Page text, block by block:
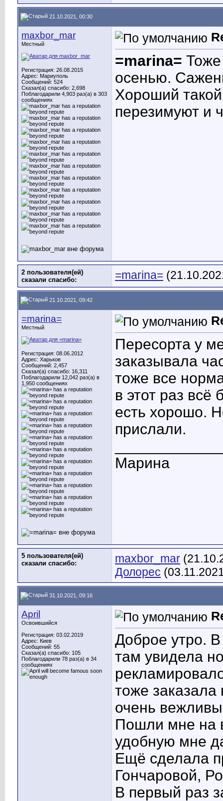
21.10.2021, 00:30
maxbor_mar
Местный
Регистрация: 26.08.2015
Адрес: Мариуполь
Сообщений: 524
Сказал(а) спасибо: 2,698
Поблагодарили 4,903 раз(а) в 303
сообщениях
=marina=
осенью.
Хороший
перезимуют и
2 пользователя(ей)
сказали cпасибо:
=marina=
21.10.2021, 09:42
=marina=
Местный
Регистрация: 08.06.2012
Адрес: Харьков
Сообщений: 2,457
Сказал(а) спасибо: 16,311
Поблагодарили 12,042 раз(а) в
1,950 сообщениях
Пересорта у
заказывала
тоже все
в этот раз
есть хорошо.
прислали.
Марина
5 пользователя(ей)
сказали cпасибо:
maxbor_mar
Долорес
31.10.2021, 09:16
April
Освоившийся
Регистрация: 03.02.2019
Адрес: Киев
Сообщений: 55
Сказал(а) спасибо: 105
Поблагодарили 78 раз(а) в 34
сообщениях
Доброе утро. В
там увидела
тоже
очень
Пошли мне на
удобную мне
Ещё сделала
Гончаровой,
В первый раз